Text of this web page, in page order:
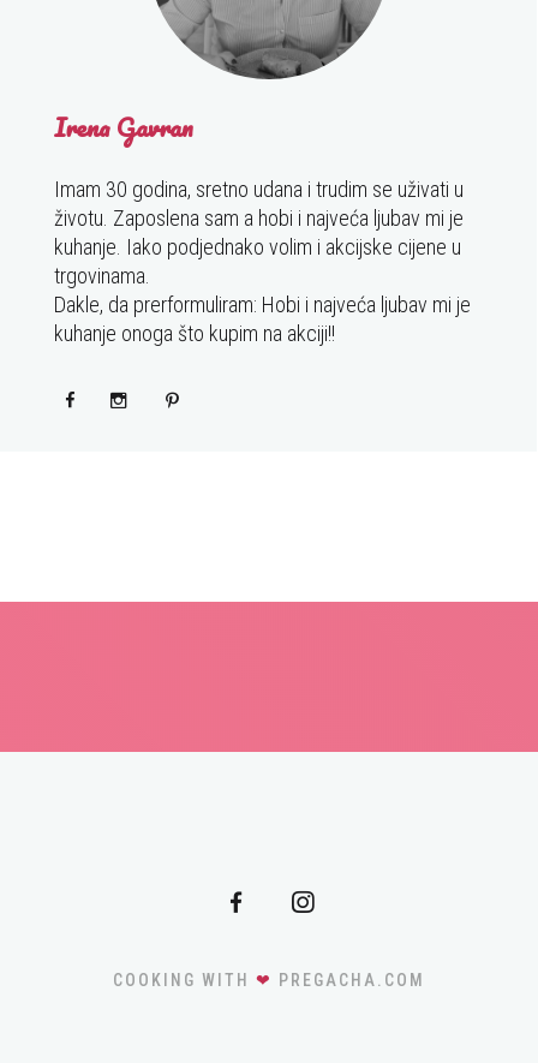
Irena Gavran
Imam 30 godina, sretno udana i trudim se uživati u
životu. Zaposlena sam a hobi i najveća ljubav mi je
kuhanje. Iako podjednako volim i akcijske cijene u
trgovinama.
Dakle, da prerformuliram: Hobi i najveća ljubav mi je
kuhanje onoga što kupim na akciji!!
COOKING WITH ❤ PREGACHA.COM